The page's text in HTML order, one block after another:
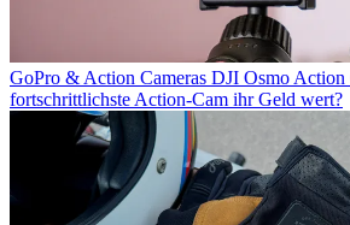
GoPro & Action Cameras DJI Osmo Action
fortschrittlichste Action-Cam ihr Geld wert?